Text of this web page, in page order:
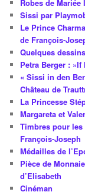
Robes de
Sissi par
Le Prince
de François-
Quelques
Petra Berger : »If
« Sissi in den
Château de
La Princesse
Margareta et
Timbres pour les
François-Joseph
Médailles de
Pièce de
d’Elisabeth
Cinéman